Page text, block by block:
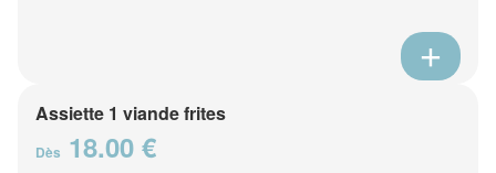
Assiette 1 viande frites
Dès 18.00 €